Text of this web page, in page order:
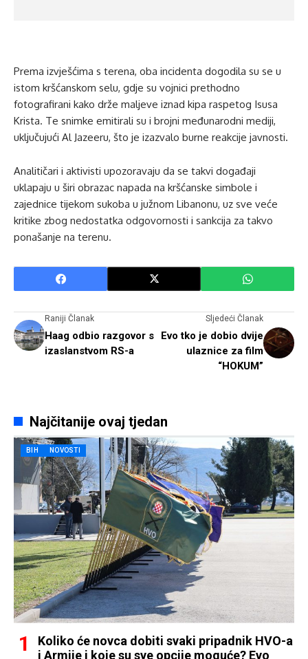
Prema izvješćima s terena, oba incidenta dogodila su se u
istom kršćanskom selu, gdje su vojnici prethodno
fotografirani kako drže maljeve iznad kipa raspetog Isusa
Krista. Te snimke emitirali su i brojni međunarodni mediji,
uključujući Al Jazeeru, što je izazvalo burne reakcije javnosti.
Analitičari i aktivisti upozoravaju da se takvi događaji
uklapaju u širi obrazac napada na kršćanske simbole i
zajednice tijekom sukoba u južnom Libanonu, uz sve veće
kritike zbog nedostatka odgovornosti i sankcija za takvo
ponašanje na terenu.
Raniji Članak
Haag odbio razgovor s
izaslanstvom RS-a
Sljedeći Članak
Evo tko je dobio dvije
ulaznice za film
“HOKUM”
Najčitanije ovaj tjedan
BIH NOVOSTI
Koliko će novca dobiti svaki pripadnik HVO-a
i Armije i koje su sve opcije moguće? Evo